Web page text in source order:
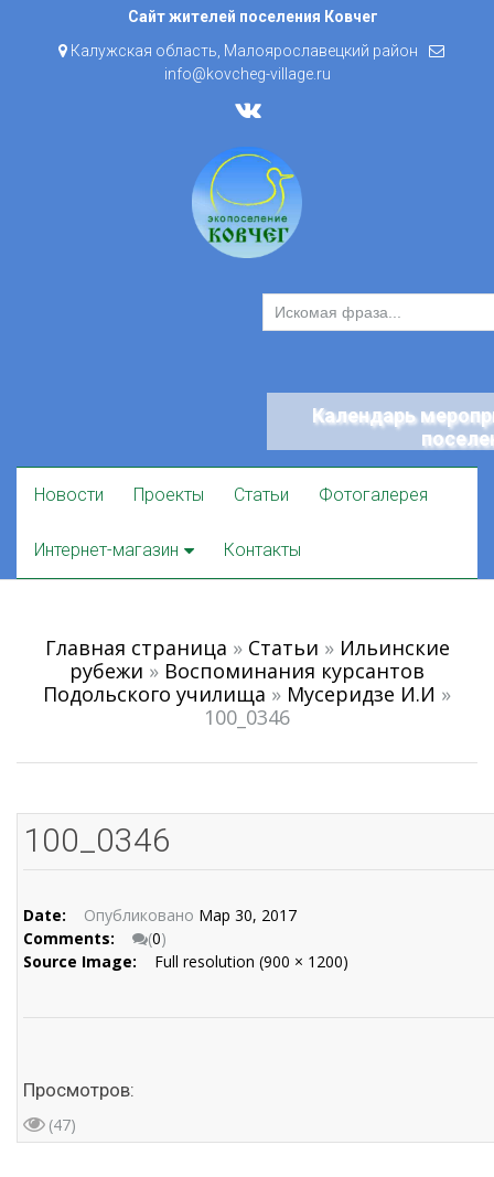
Skip
content
Сайт жителей поселения Ковчег
Калужская область, Малоярославецкий район
info@kovcheg-village.ru
Календарь
Новости Проекты Статьи Фотогалерея
Интернет-магазин Контакты
Главная страница » Статьи » Ильинские
рубежи » Воспоминания курсантов
Подольского училища » Мусеридзе И.И »
100_0346
100_0346
Date: Опубликовано Мар 30, 2017
Comments:
(0)
Source Image:
Full resolution (900 × 1200)
Просмотров:
(47)